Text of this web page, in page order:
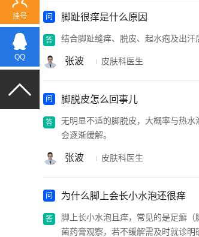
脚趾很痒是什么原因
结合脚趾缝痒、脱皮、起水疱及出汗
张波 皮肤科医生
脚脱皮怎么回事儿
无明显不适的脚脱皮，大概率与热
会逐渐缓解。
张波 皮肤科医生
为什么脚上会长小水泡还很痒
脚上长小水泡且痒，常见的是足癣
菌药膏观察，若不缓解需及时就诊明
挂号
QQ